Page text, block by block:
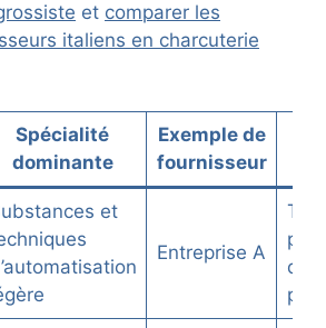
et comparer les
italiens en charcuterie
Spécialité
dominante
Exemple de
fournisseur
et
Entreprise A
des